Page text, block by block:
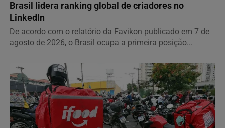
Brasil lidera ranking global de criadores no
LinkedIn
De acordo com o relatório da Favikon publicado em 7 de
agosto de 2026, o Brasil ocupa a primeira posição...